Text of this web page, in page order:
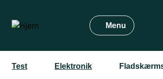
hovedindhold
Menu
Test Elektronik